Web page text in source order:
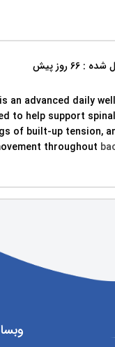
: 66 روز پیش
an advanced daily
to help support
of built-up tension,
throughout